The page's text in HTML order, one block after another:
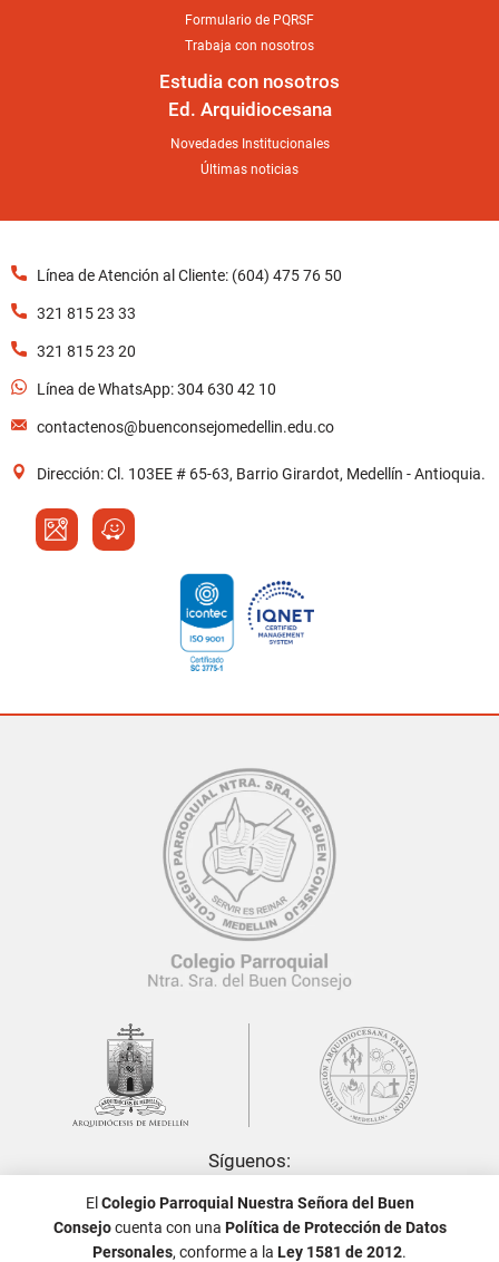
Formulario de PQRSF
Trabaja con nosotros
Estudia con nosotros
Ed. Arquidiocesana
Novedades Institucionales
Últimas noticias
Línea de Atención al Cliente: (604) 475 76 50
321 815 23 33
321 815 23 20
Línea de WhatsApp: 304 630 42 10
contactenos@buenconsejomedellin.edu.co
Dirección: Cl. 103EE # 65-63, Barrio Girardot, Medellín - Antioquia.
Síguenos:
El Colegio Parroquial Nuestra Señora del Buen
Consejocuenta con una Política de Protección de Datos
Personales, conforme a la Ley 1581 de 2012.